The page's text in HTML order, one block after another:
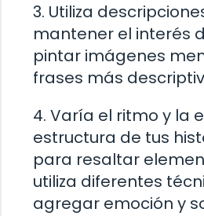
3. Utiliza
mantener el interés
pintar imágenes
frases más
4. Varía el ritmo y la
estructura de tus
para resaltar
utiliza diferentes
agregar emoción y